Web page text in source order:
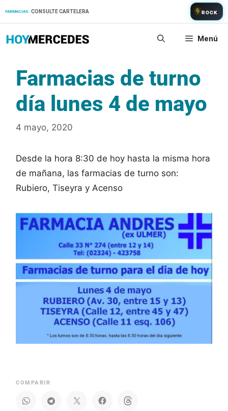
FARMACIAS: CONSULTE CARTELERA ROCK
Menú
Farmacias de turno
día lunes 4 de mayo
4 mayo, 2020
Desde la hora 8:30 de hoy hasta la misma hora
de mañana, las farmacias de turno son:
Rubiero, Tiseyra y Acenso
COMPARIR